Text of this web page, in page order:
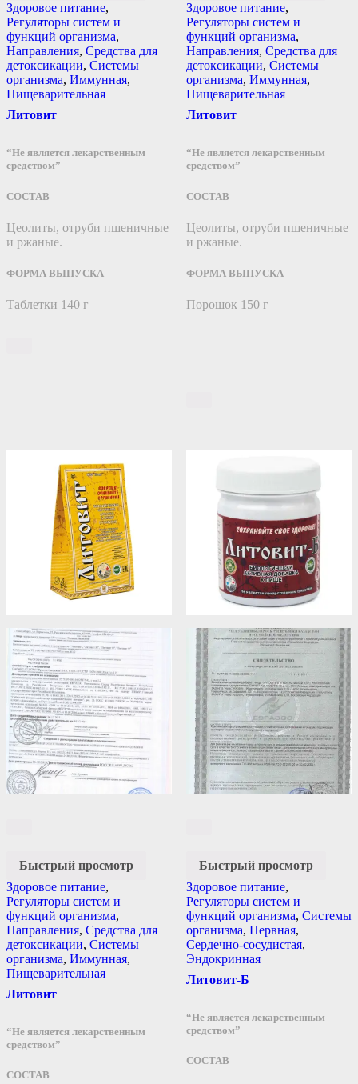
Здоровое питание,
Регуляторы систем и
функций организма,
Направления, Средства для
детоксикации, Системы
организма, Иммунная,
Пищеварительная
Литовит
“Не является лекарственным
средством”
СОСТАВ
Цеолиты, отруби пшеничные
и ржаные.
ФОРМА ВЫПУСКА
Таблетки 140 г
Здоровое питание,
Регуляторы систем и
функций организма,
Направления, Средства для
детоксикации, Системы
организма, Иммунная,
Пищеварительная
Литовит
“Не является лекарственным
средством”
СОСТАВ
Цеолиты, отруби пшеничные
и ржаные.
ФОРМА ВЫПУСКА
Порошок 150 г
Быстрый просмотр
Здоровое питание,
Регуляторы систем и
функций организма,
Направления, Средства для
детоксикации, Системы
организма, Иммунная,
Пищеварительная
Литовит
“Не является лекарственным
средством”
СОСТАВ
Быстрый просмотр
Здоровое питание,
Регуляторы систем и
функций организма, Системы
организма, Нервная,
Сердечно-сосудистая,
Эндокринная
Литовит-Б
“Не является лекарственным
средством”
СОСТАВ